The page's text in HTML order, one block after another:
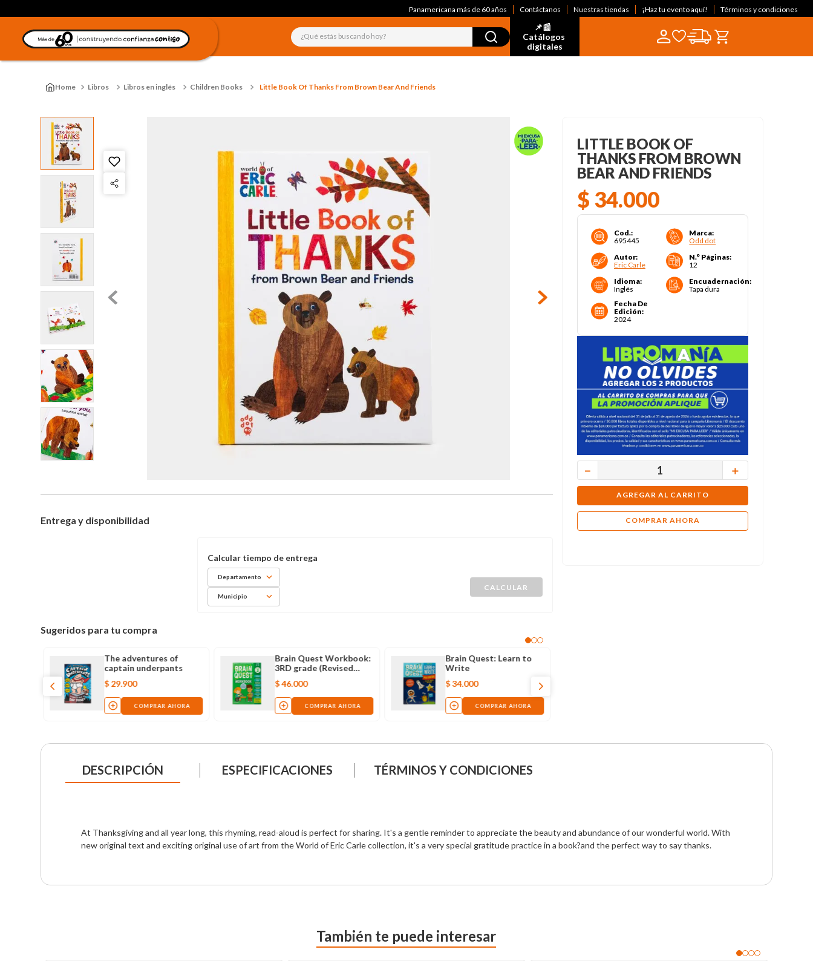
Panamericana más de 60 años Contáctanos Nuestras tiendas ¡Haz tu evento aquí! Términos y condiciones
¿Qué estás buscando hoy?
📌📰
Catálogos
digitales
Libros Libros en inglés Children Books Little Book Of Thanks From Brown Bear And Friends
Entrega y disponibilidad
Departamento
Municipio
Sugeridos para tu compra
The adventures of
captain underpants
$ 29.900
COMPRAR AHORA
Brain Quest Workbook:
3RD grade (Revised
Edition)
$46.000
COMPRAR AHORA
Brain Quest: Learn to
Write
$34.000
COMPRAR AHORA
LITTLE BOOK OF
THANKS FROM BROWN
BEAR AND FRIENDS
$ 34.000
Cod.:
695445
Marca:
Odd dot
Autor:
Eric Carle
N.° Páginas:
12
Idioma:
Inglés
Encuadernación:
Tapa dura
Fecha De
Edición:
2024
＋
－
AGREGAR AL CARRITO
COMPRAR AHORA
DESCRIPCIÓN ESPECIFICACIONES TÉRMINOS Y CONDICIONES
At Thanksgiving and all year long, this rhyming, read-aloud is perfect for sharing. It's a gentle reminder to appreciate the beauty and abundance of our wonderful world. With
new original text and exciting original use of art from the World of Eric Carle collection, it's a very special gratitude practice in a book?and the perfect way to say thanks.
También te puede interesar